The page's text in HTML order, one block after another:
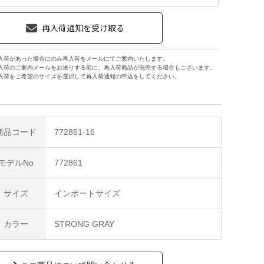
品コード 772861-16
デルNo 772861
サイズ インポートサイズ
カラー STRONG GRAY
荷があった場合にのみ再入荷をメールにてご案内いたします。
荷のご案内メールをお送りする前に、再入荷商品が完売する場合もございます。
荷をご希望のサイズを選択して再入荷通知の申込をしてください。